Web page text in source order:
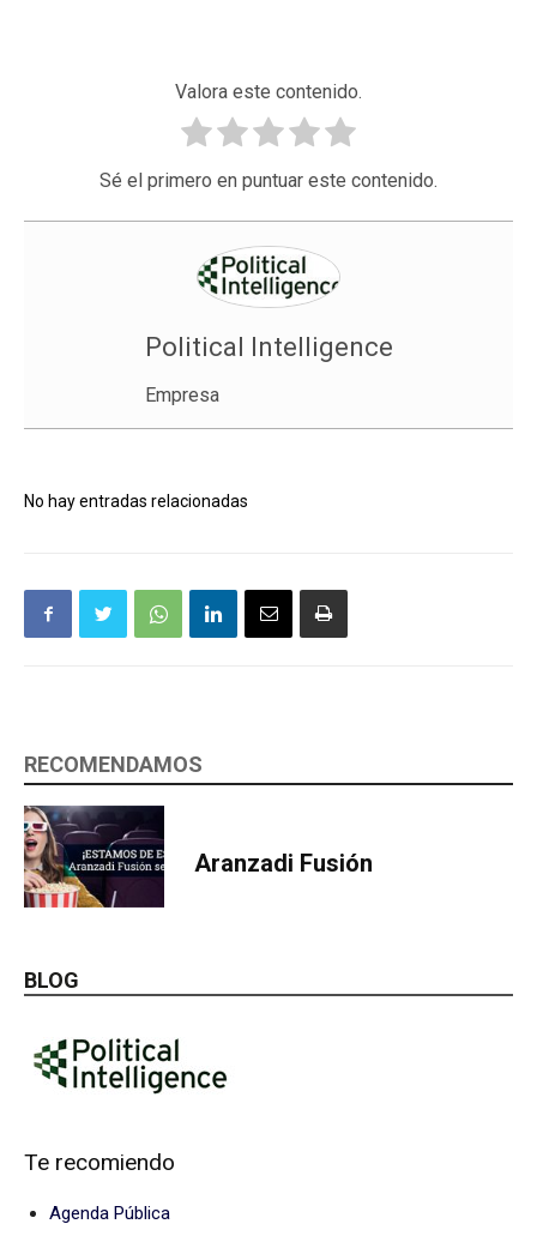
Valora este contenido.
Sé el primero en puntuar este contenido.
Political Intelligence
Empresa
No hay entradas relacionadas
RECOMENDAMOS
Aranzadi Fusión
BLOG
Te recomiendo
Agenda Pública